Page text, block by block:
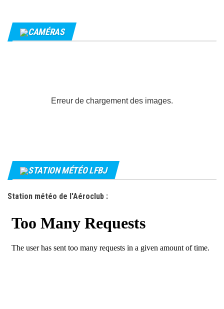
CAMÉRAS
Erreur de chargement des images.
STATION MÉTÉO LFBJ
Station météo de l'Aéroclub :